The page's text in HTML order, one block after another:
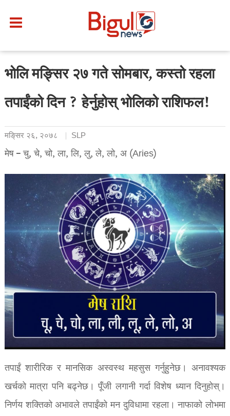
भोलि मङ्सिर २७ गते सोमबार, कस्तो रहला
तपाईंको दिन ? हेर्नुहोस् भोलिको राशिफल!
मङि्सर २६, २०७८ SLP
मेष – चु, चे, चो, ला, लि, लु, ले, लो, अ (Aries)
तपाईं शारीरिक र मानसिक अस्वस्थ महसुस गर्नुहुनेछ। अनावश्यक
खर्चको मात्रा पनि बढ्नेछ। पूँजी लगानी गर्दा विशेष ध्यान दिनुहोस्।
निर्णय शक्तिको अभावले तपाईंको मन दुविधामा रहला। नाफाको लोभमा